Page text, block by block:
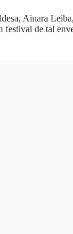
Ainara
de tal